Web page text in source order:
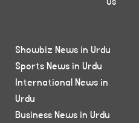
Showbiz News in Urdu
Sports News in Urdu
International News in
Urdu
Business News in Urdu